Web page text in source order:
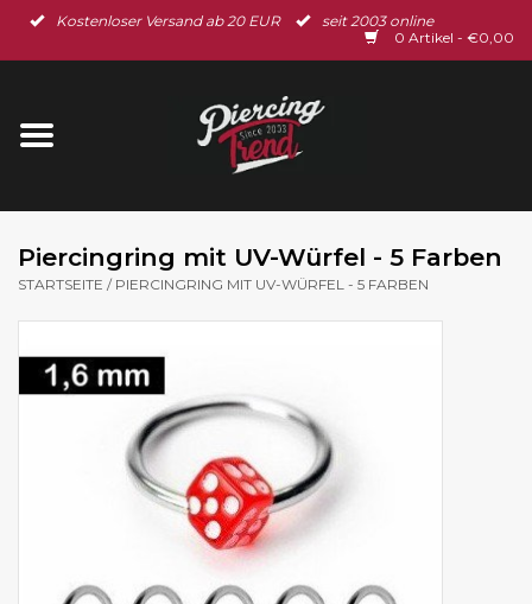
Kostenloser Versand ab 20 EUR
seit 2003 online
0 Artikel - €0,00
Startseite
Ohrschmuck
Gutscheine
Piercingring mit UV-Würfel - 5 Farben
STARTSEITE / PIERCINGRING MIT UV-WÜRFEL - 5 FARBEN